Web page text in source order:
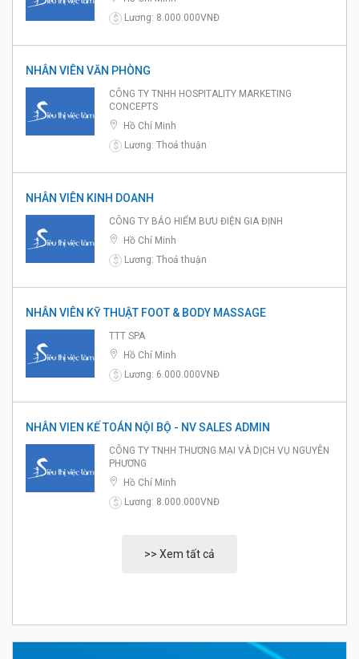
$
Lương: 8.000.000VNĐ
NHÂN VIÊN VĂN PHÒNG
CÔNG TY TNHH HOSPITALITY MARKETING
CONCEPTS
Hồ Chí Minh
$
Lương: Thoả thuận
NHÂN VIÊN KINH DOANH
CÔNG TY BẢO HIỂM BƯU ĐIỆN GIA ĐỊNH
Hồ Chí Minh
$
Lương: Thoả thuận
NHÂN VIÊN KỸ THUẬT FOOT & BODY MASSAGE
TTT SPA
Hồ Chí Minh
$
Lương: 6.000.000VNĐ
NHÂN VIEN KẾ TOÁN NỘI BỘ - NV SALES ADMIN
CÔNG TY TNHH THƯƠNG MẠI VÀ DỊCH VỤ NGUYỄN
PHƯƠNG
Hồ Chí Minh
$
Lương: 8.000.000VNĐ
>> Xem tất cả